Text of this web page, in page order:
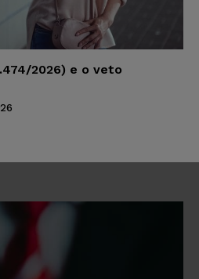
2026) e o veto